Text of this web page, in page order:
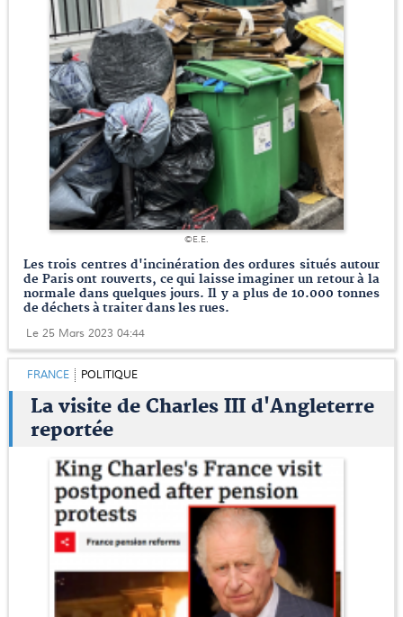
©E.E.
Les trois centres d'incinération des ordures situés autour
de Paris ont rouverts, ce qui laisse imaginer un retour à la
normale dans quelques jours. Il y a plus de 10.000 tonnes
de déchets à traiter dans les rues.
Le 25 Mars 2023 04:44
FRANCE POLITIQUE
La visite de Charles III d'Angleterre
reportée